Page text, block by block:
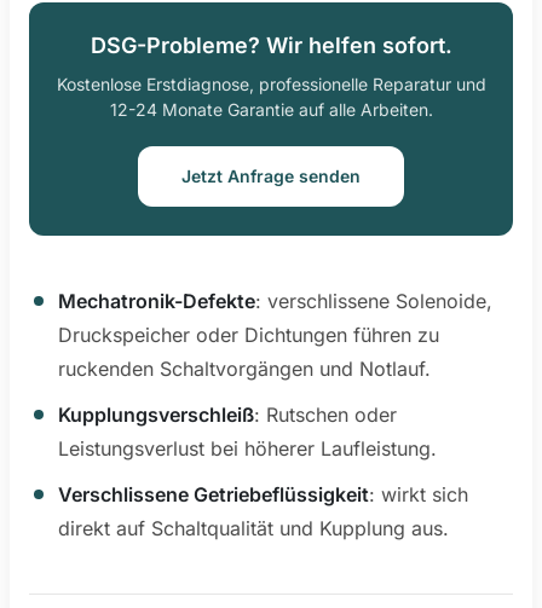
DSG-Probleme? Wir helfen sofort.
Kostenlose Erstdiagnose, professionelle Reparatur und
12-24 Monate Garantie auf alle Arbeiten.
Jetzt Anfrage senden
Mechatronik-Defekte: verschlissene Solenoide,
Druckspeicher oder Dichtungen führen zu
ruckenden Schaltvorgängen und Notlauf.
Kupplungsverschleiß: Rutschen oder
Leistungsverlust bei höherer Laufleistung.
Verschlissene Getriebeflüssigkeit: wirkt sich
direkt auf Schaltqualität und Kupplung aus.